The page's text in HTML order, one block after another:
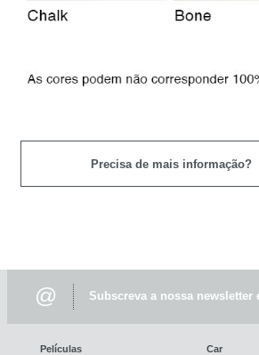
Precisa de mais informação?
@ Subscreva a nossa
Películas
Car